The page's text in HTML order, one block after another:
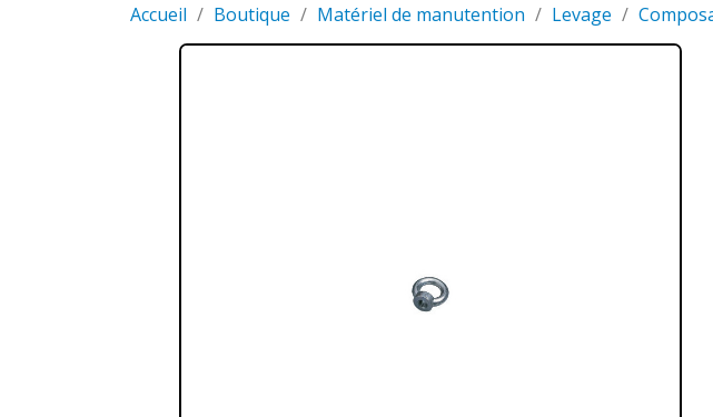
Accueil Boutique Matériel de manutention Levage